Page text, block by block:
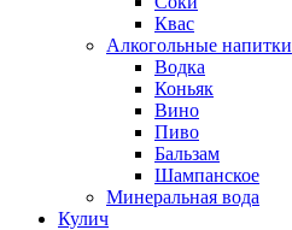
Квас
Алкогольные напитки
Водка
Коньяк
Вино
Пиво
Бальзам
Шампанское
Минеральная вода
Кулич